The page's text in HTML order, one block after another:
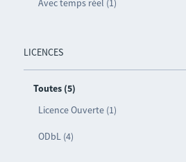
Avec temps réel (1)
LICENCES
Toutes (5)
Licence Ouverte (1)
ODbL (4)